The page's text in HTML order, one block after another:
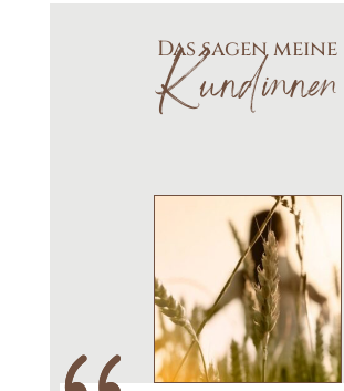
Das sagen meine
Kundinnen